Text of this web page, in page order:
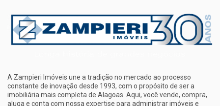
A Zampieri Imóveis une a tradição no mercado ao processo
constante de inovação desde 1993, com o propósito de ser a
imobiliária mais completa de Alagoas. Aqui, você vende, compra,
aluga e conta com nossa expertise para administrar imóveis e